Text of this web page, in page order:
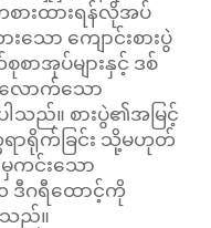
ားထားရန်လိုအပ်
ော ကျောင်းစားပွဲ
စာအုပ်များနှင့် ဒစ်
ောက်သော
ါသည်။ စားပွဲ၏အမြင့်
ရာရိုက်ခြင်း သို့မဟုတ်
မှကင်းသော
ဒီဂရီထောင့်ကို
သည်။